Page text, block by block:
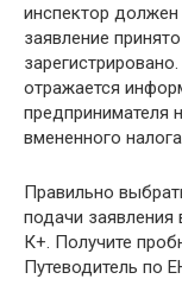
инспектор должен
заявление
отражается
предпринимателя
вмененного
Правильно
подачи заявления
К+. Получите
Путеводитель по